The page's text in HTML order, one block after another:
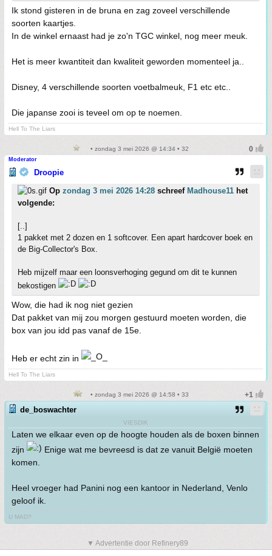
Ik stond gisteren in de bruna en zag zoveel verschillende
soorten kaartjes.
In de winkel ernaast had je zo'n TGC winkel, nog meer meuk.
Het is meer kwantiteit dan kwaliteit geworden momenteel ja..
Disney, 4 verschillende soorten voetbalmeuk, F1 etc etc..
Die japanse zooi is teveel om op te noemen.
Hell To The Liars
• zondag 3 mei 2026 @ 14:34 • 32
Moderator
Droopie
Op zondag 3 mei 2026 14:28 schreef Madhouse11 het
volgende:
[..]
1 pakket met 2 dozen en 1 softcover. Een apart hardcover boek en
de Big-Collector's Box.
Heb mijzelf maar een loonsverhoging gegund om dit te kunnen
bekostigen
Wow, die had ik nog niet gezien
Dat pakket van mij zou morgen gestuurd moeten worden, die
box van jou idd pas vanaf de 15e.
Heb er echt zin in
Hell To The Liars
• zondag 3 mei 2026 @ 14:58 • 33
de_boswachter
VIESDIK
Laten we elkaar even op de hoogte houden als de boxen binnen
zijn
Enige wat me bevreesd is dat ze vanuit België moeten
komen.
Heel vroeger had Panini nog een kantoor in Nederland, Venlo
geloof ik.
U MAD?
▼ Advertentie door Refinery89